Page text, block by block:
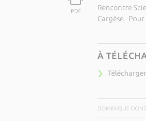
PDF
Rencontre
Cargèse.
À
DOMINIQUE